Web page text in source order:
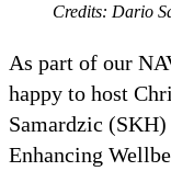
Credits: Dario
As part of our
happy to host
Samardzic (SKH)
Enhancing